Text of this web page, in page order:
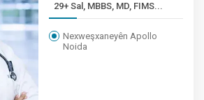
29+ Sal, MBBS, MD, FIMS...
Nexweşxaneyên Apollo
Noida